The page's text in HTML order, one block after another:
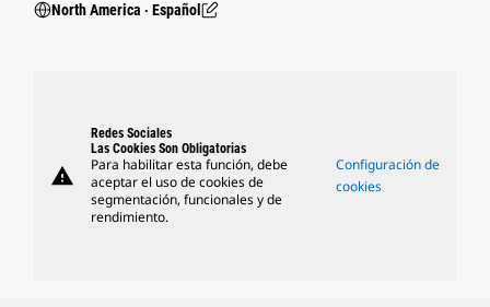
North America ‧ Español
warning
Redes Sociales
Las Cookies Son Obligatorias
Para habilitar esta función, debe
aceptar el uso de cookies de
segmentación, funcionales y de
rendimiento.
Configuración de
cookies